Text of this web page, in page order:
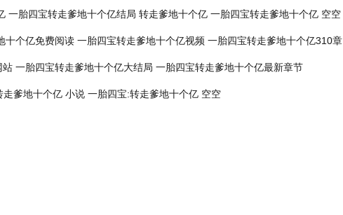
一胎四宝转走爹地十个亿结局 转走爹地十个亿 一胎四宝转走爹地十个亿 空空
十个亿免费阅读 一胎四宝转走爹地十个亿视频 一胎四宝转走爹地十个亿310章
站 一胎四宝转走爹地十个亿大结局 一胎四宝转走爹地十个亿最新章节
走爹地十个亿 小说 一胎四宝:转走爹地十个亿 空空